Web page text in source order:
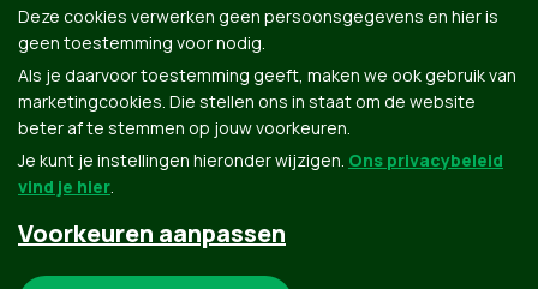
Groen.be
Deze cookies verwerken geen persoonsgegevens en hier is
geen toestemming voor nodig.
Als je daarvoor toestemming geeft, maken we ook gebruik van
marketingcookies. Die stellen ons in staat om de website
beter af te stemmen op jouw voorkeuren.
Je kunt je instellingen hieronder wijzigen. Ons privacybeleid
vind je hier.
Voorkeuren aanpassen